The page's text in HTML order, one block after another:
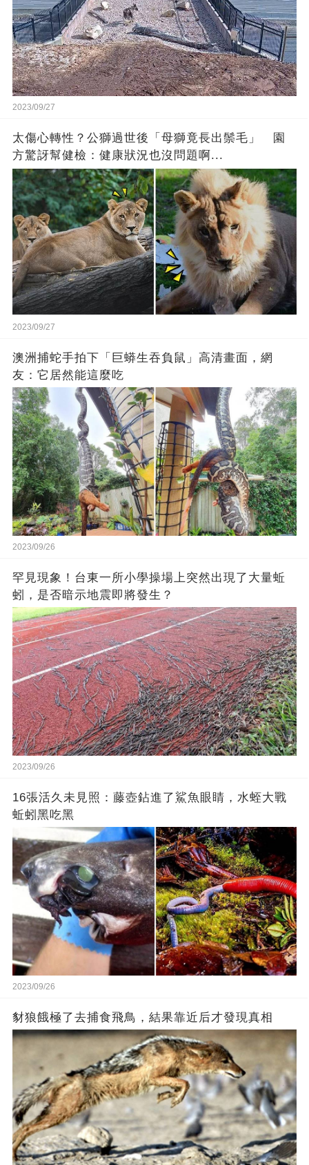
2023/09/27
太傷心轉性？公獅過世後「母獅竟長出鬃毛」 園
方驚訝幫健檢：健康狀況也沒問題啊...
2023/09/27
澳洲捕蛇手拍下「巨蟒生吞負鼠」高清畫面，網
友：它居然能這麼吃
2023/09/26
罕見現象！台東一所小學操場上突然出現了大量蚯
蚓，是否暗示地震即將發生？
2023/09/26
16張活久未見照：藤壺鉆進了鯊魚眼睛，水蛭大戰
蚯蚓黑吃黑
2023/09/26
豺狼餓極了去捕食飛鳥，結果靠近后才發現真相